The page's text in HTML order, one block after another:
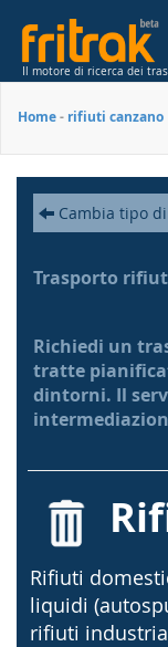
Il motore di ricerca dei
Home- rifiuti canzano
Cambia tipo
Trasporto
Richiedi un
tratte
dintorni. Il
Rifiuti
liquidi
rifiuti